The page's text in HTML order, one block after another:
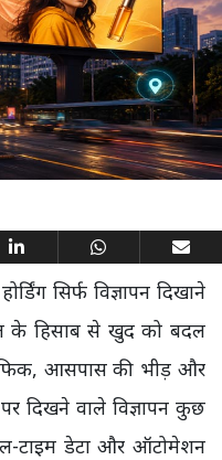
सिर्फ विज्ञापन दिखाने
के हिसाब से खुद को बदल
आसपास की भीड़ और
दिखने वाले विज्ञापन कुछ
टाइम डेटा और ऑटोमेशन